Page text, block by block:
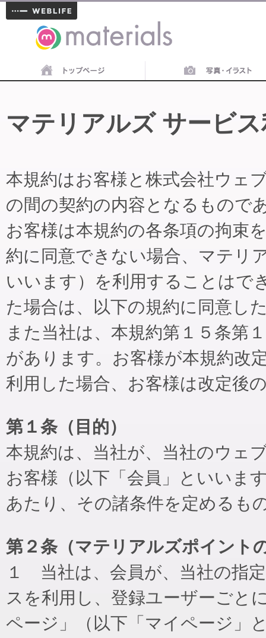
materials
マテリアルズ サービ
本規約はお客様と株式会社ウェ
の間の契約の内容となるもので
お客様は本規約の各条項の拘束
約に同意できない場合、マテリ
いいます）を利用することはで
た場合は、以下の規約に同意し
また当社は、本規約第１５条第
があります。お客様が本規約改
利用した場合、お客様は改定後
第１条（目的）
本規約は、当社が、当社のウェ
お客様（以下「会員」といいま
あたり、その諸条件を定めるも
第２条（マテリアルズポイント
１ 当社は、会員が、当社の指
スを利用し、登録ユーザーごと
ページ」（以下「マイページ」